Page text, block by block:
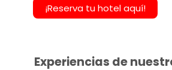
¡Reserva tu hotel aquí!
Experiencias de